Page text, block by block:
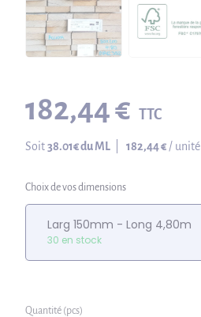
182,44 € TTC
Soit38.01€ du ML 182,44 € / unité
Choix de vos dimensions
Larg 150mm - Long 4,80m
30 en stock
Quantité (pcs)